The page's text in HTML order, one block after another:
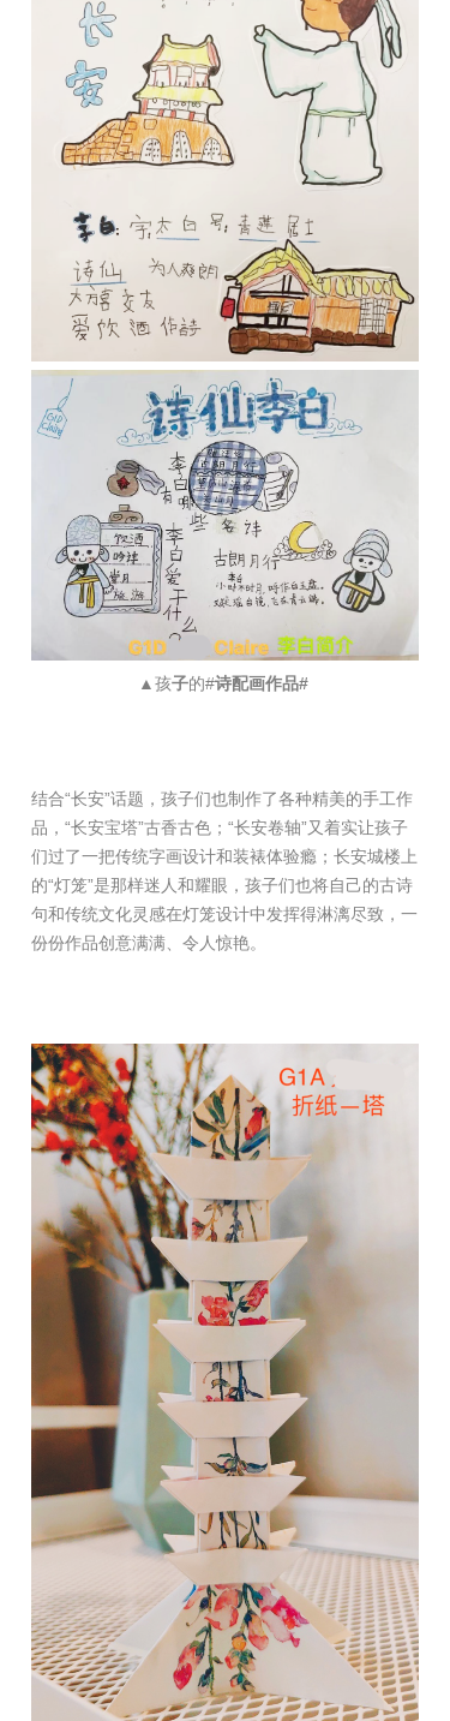
▲孩子的#诗配画作品#
结合“长安”话题，孩子们也制作了各种精美的手工作
品，“长安宝塔”古香古色；“长安卷轴”又着实让孩子
们过了一把传统字画设计和装裱体验瘾；长安城楼上
的“灯笼”是那样迷人和耀眼，孩子们也将自己的古诗
句和传统文化灵感在灯笼设计中发挥得淋漓尽致，一
份份作品创意满满、令人惊艳。